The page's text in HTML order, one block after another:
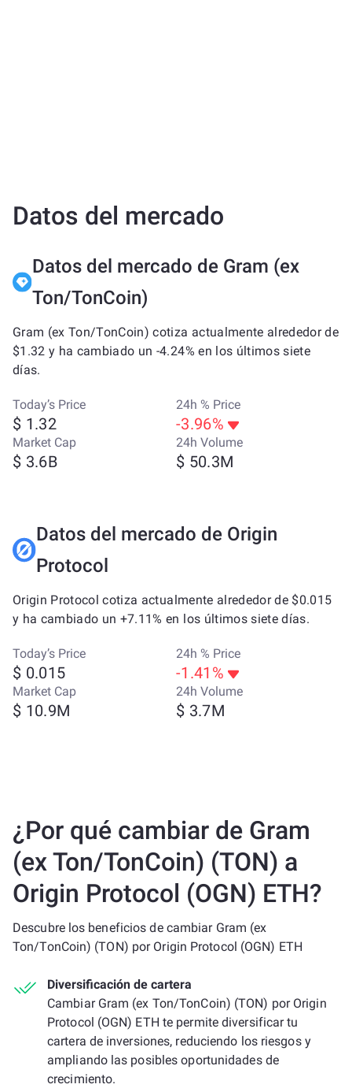
Datos del mercado
Datos del mercado de Gram (ex
Ton/TonCoin)
Gram (ex Ton/TonCoin) cotiza actualmente alrededor de
$1.32 y ha cambiado un -4.24% en los últimos siete
días.
Today’s Price
$ 1.32
24h % Price
-3.96%
Market Cap
$ 3.6B
24h Volume
$ 50.3M
Datos del mercado de Origin
Protocol
Origin Protocol cotiza actualmente alrededor de $0.015
y ha cambiado un +7.11% en los últimos siete días.
Today’s Price
$ 0.015
24h % Price
-1.41%
Market Cap
$ 10.9M
24h Volume
$ 3.7M
¿Por qué cambiar de Gram
(ex Ton/TonCoin) (TON) a
Origin Protocol (OGN) ETH?
Descubre los beneficios de cambiar Gram (ex
Ton/TonCoin) (TON) por Origin Protocol (OGN) ETH
Diversificación de cartera
Cambiar Gram (ex Ton/TonCoin) (TON) por Origin
Protocol (OGN) ETH te permite diversificar tu
cartera de inversiones, reduciendo los riesgos y
ampliando las posibles oportunidades de
crecimiento.